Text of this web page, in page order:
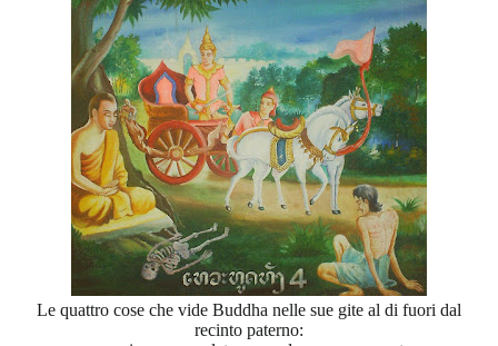
Le quattro cose che vide Buddha nelle sue gite al di fuori dal
recinto paterno: